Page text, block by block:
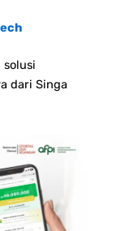
dari Singa